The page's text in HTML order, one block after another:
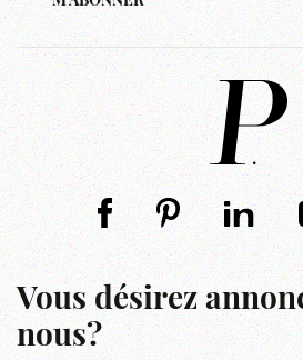
Vous désirez
nous?